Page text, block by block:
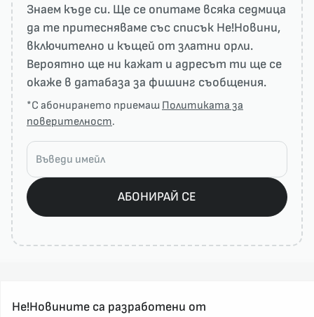
Знаем къде си. Ще се опитаме всяка седмица
да те притесняваме със списък He!Новини,
включително и къщей от златни орли.
Вероятно ще ни кажат и адресът ти ще се
окаже в датабаза за фишинг съобщения.
*С абонирането приемаш Политиката за
поверителност.
АБОНИРАЙ СЕ
Не!Новините са разработени от